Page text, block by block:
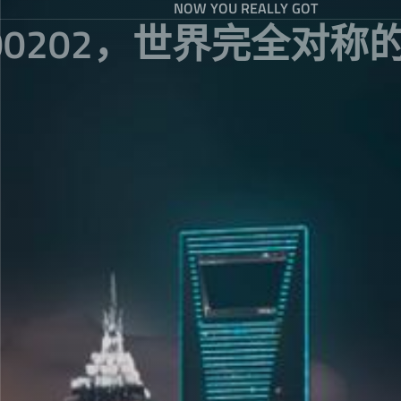
NOW YOU REALLY GOT
，世界完全对称